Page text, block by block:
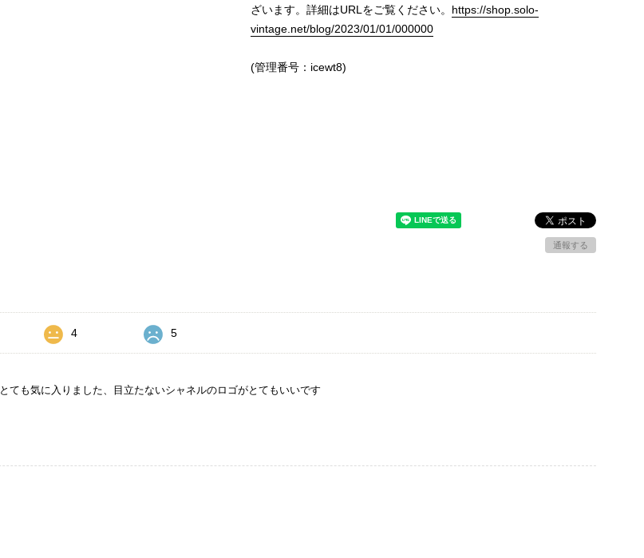
ざいます。詳細はURLをご覧ください。 https://shop.solo-
vintage.net/blog/2023/01/01/000000
(管理番号：icewt8)
通報する
4 5
とても気に入りました、目立たないシャネルのロゴがとてもいいです